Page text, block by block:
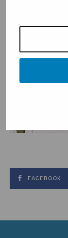
FACEBOOK